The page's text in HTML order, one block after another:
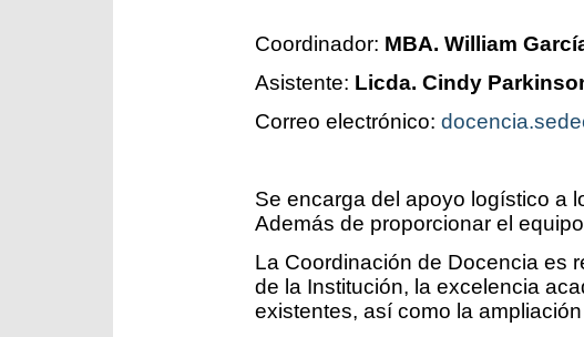
Coordinador: MBA. William
Asistente: Licda. Cindy
Correo electrónico:
Se encarga del apoyo logístico a
Además de proporcionar el
La Coordinación de Docencia es
de la Institución, la excelencia
existentes, así como la